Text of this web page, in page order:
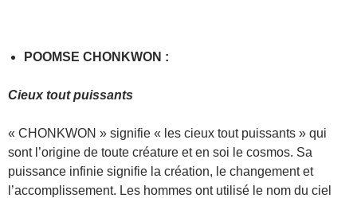
POOMSE CHONKWON :
Cieux tout puissants
« CHONKWON » signifie « les cieux tout puissants » qui
sont l’origine de toute créature et en soi le cosmos. Sa
puissance infinie signifie la création, le changement et
l’accomplissement. Les hommes ont utilisé le nom du ciel